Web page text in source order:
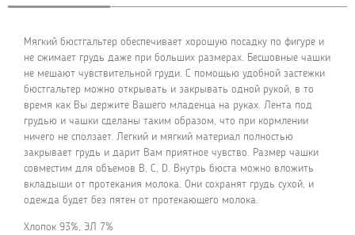
Мягкий бюстгальтер обеспечивает хорошую посадку по фигуре и
не сжимает грудь даже при больших размерах. Бесшовные чашки
не мешают чувствительной груди. С помощью удобной застежки
бюстгальтер можно открывать и закрывать одной рукой, в то
время как Вы держите Вашего младенца на руках. Лента под
грудью и чашки сделаны таким образом, что при кормлении
ничего не сползает. Легкий и мягкий материал полностью
закрывает грудь и дарит Вам приятное чувство. Размер чашки
совместим для объемов В, С, D. Внутрь бюста можно вложить
вкладыши от протекания молока. Они сохранят грудь сухой, и
одежда будет без пятен от протекающего молока.
Хлопок 93%, ЭЛ 7%